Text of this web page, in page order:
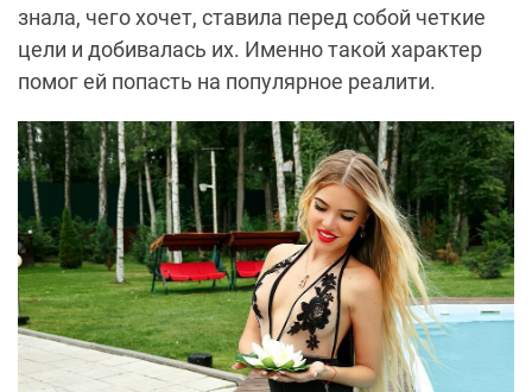
знала, чего хочет, ставила перед собой четкие
цели и добивалась их. Именно такой характер
помог ей попасть на популярное реалити.